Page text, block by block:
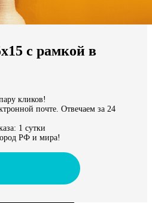
с рамкой в
кликов!
почте. Отвечаем за 24
1 сутки
РФ и мира!